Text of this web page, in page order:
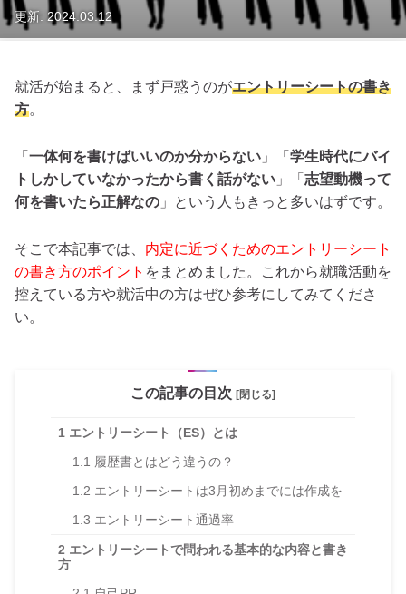
更新: 2024.03.12
就活が始まると、まず戸惑うのがエントリーシートの書き
方。
「 一体何を書けばいいのか分からない 」「 学生時代にバイ
トしかしていなかったから書く話がない 」「 志望動機って
何を書いたら正解なの 」という人もきっと多いはずです。
そこで本記事では、 内定に近づくためのエントリーシート
の書き方のポイント をまとめました。これから就職活動を
控えている方や就活中の方はぜひ参考にしてみてくださ
い。
この記事の目次 [閉じる]
1 エントリーシート（ES）とは
1.1
履歴書とはどう違うの？
1.2 エントリーシートは3月初めまでには作成を
1.3 エントリーシート通過率
2 エントリーシートで問われる基本的な内容と書き
方